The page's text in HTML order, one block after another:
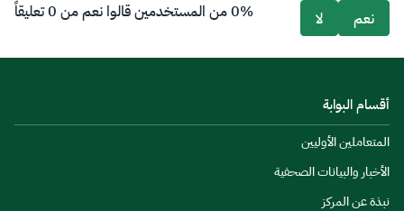
نعم
لا 0% من المستخدمين قالوا نعم من 0 تعليقاً
أقسام البوابة
المتعاملين الأوليين
الأخبار والبيانات الصحفية
نبذة عن المركز